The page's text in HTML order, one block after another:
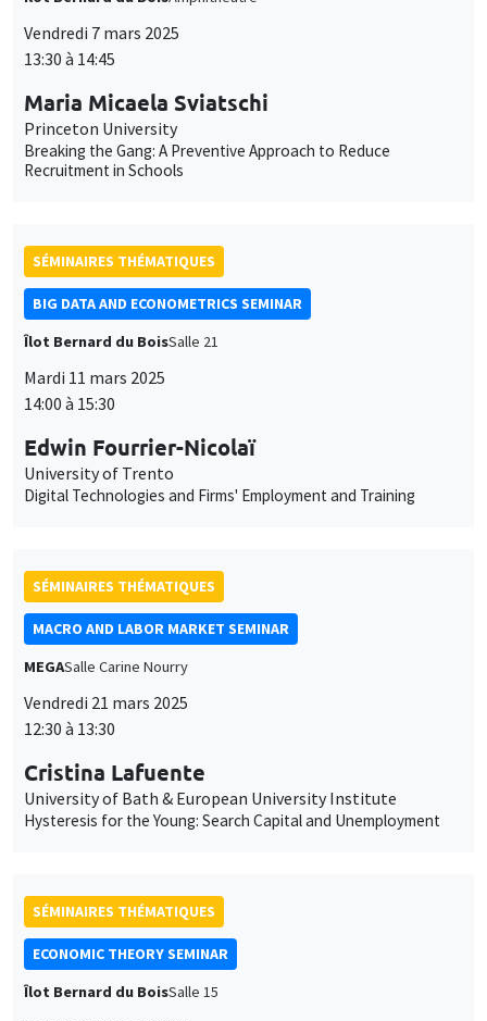
Vendredi 7 mars 2025
13:30 à 14:45
Maria Micaela Sviatschi
Princeton University
Breaking the Gang: A Preventive Approach to Reduce
Recruitment in Schools
SÉMINAIRES THÉMATIQUES
BIG DATA AND ECONOMETRICS SEMINAR
Îlot Bernard du BoisSalle 21
Mardi 11 mars 2025
14:00 à 15:30
Edwin Fourrier-Nicolaï
University of Trento
Digital Technologies and Firms' Employment and Training
SÉMINAIRES THÉMATIQUES
MACRO AND LABOR MARKET SEMINAR
MEGASalle Carine Nourry
Vendredi 21 mars 2025
12:30 à 13:30
Cristina Lafuente
University of Bath & European University Institute
Hysteresis for the Young: Search Capital and Unemployment
SÉMINAIRES THÉMATIQUES
ECONOMIC THEORY SEMINAR
Îlot Bernard du BoisSalle 15